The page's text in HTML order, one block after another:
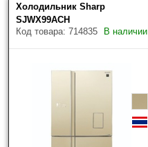
Скрыть фильтры
Цена (руб.)
Холодильник Sharp
SJWX99ACH
Код товара: 714835
В наличии